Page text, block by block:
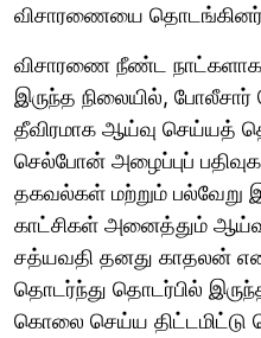
விசாரணையை
விசாரணை நீண்ட நாட்களாக
இருந்த நிலையில்,
தீவிரமாக ஆய்வு செய்யத்
செல்போன் அழைப்புப்
தகவல்கள் மற்றும் பல்வேறு
காட்சிகள் அனைத்தும்
சத்யவதி தனது காதலன்
தொடர்ந்து தொடர்பில்
கொலை செய்ய திட்டமிட்டு